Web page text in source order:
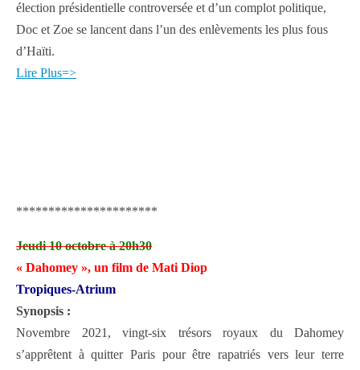
élection présidentielle controversée et d’un complot politique,
Doc et Zoe se lancent dans l’un des enlèvements les plus fous
d’Haïti.
Lire Plus=>
**********************
Jeudi 10 octobre à 20h30
« Dahomey », un film de Mati Diop
Tropiques-Atrium
Synopsis :
Novembre 2021, vingt-six trésors royaux du Dahomey
s’apprêtent à quitter Paris pour être rapatriés vers leur terre